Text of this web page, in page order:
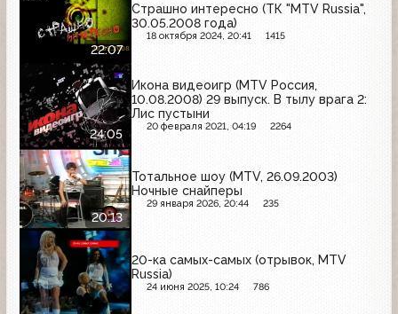
22:07
Страшно интересно (ТК "MTV Russia",
30.05.2008 года)
18 октября 2024, 20:41 1415
24:05
Икона видеоигр (MTV Россия,
10.08.2008) 29 выпуск. В тылу врага 2:
Лис пустыни
20 февраля 2021, 04:19 2264
20:13
Тотальное шоу (MTV, 26.09.2003)
Ночные снайперы
29 января 2026, 20:44 235
20-ка самых-самых (отрывок, MTV
Russia)
24 июня 2025, 10:24 786